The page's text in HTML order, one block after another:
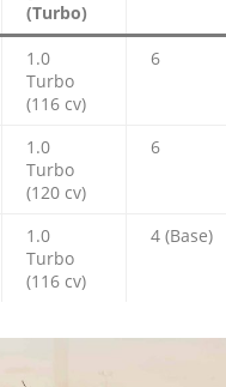
(Turbo)
1.0
Turbo
(116 cv)
6
1.0
Turbo
(120 cv)
6
1.0
Turbo
(116 cv)
4 (Base)